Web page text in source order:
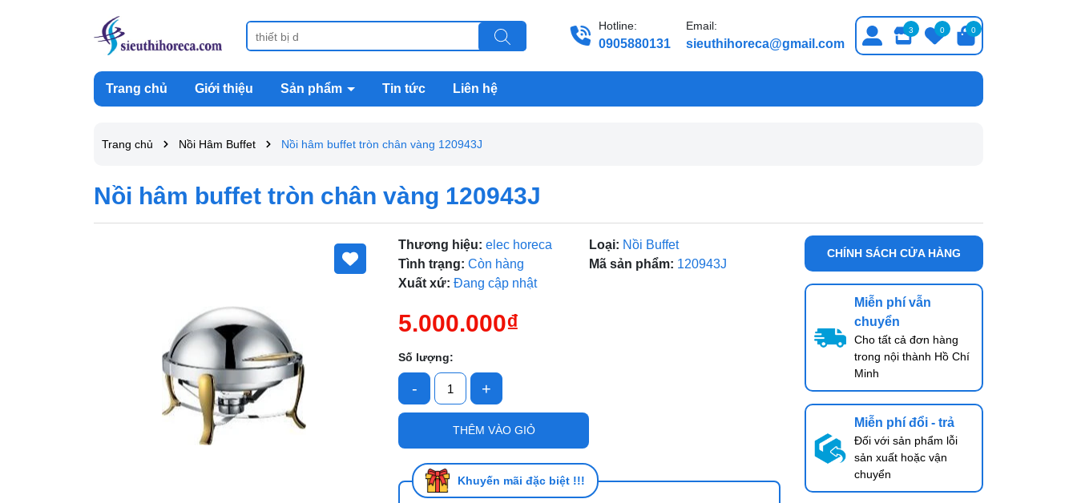
Hotline:
0905880131
Email:
sieuthihoreca@gmail.com
3 0 0
Trang chủ Giới thiệu Sản phẩm Tin tức Liên hệ
Trang chủ Nồi Hâm Buffet Nồi hâm buffet tròn chân vàng 120943J
Nồi hâm buffet tròn chân vàng 120943J
Thương hiệu: elec horeca Loại: Nồi Buffet
Tình trạng: Còn hàng Mã sản phẩm: 120943J
Xuất xứ: Đang cập nhật
5.000.000₫
Số lượng:
- +
THÊM VÀO GIỎ
Khuyến mãi đặc biệt !!!
Mã giảm giá:
Điều kiện:
CHÍNH SÁCH CỬA HÀNG
Miễn phí vẫn
chuyển
Cho tất cả đơn hàng
trong nội thành Hồ Chí
Minh
Miễn phí đổi - trả
Đối với sản phẩm lỗi
sản xuất hoặc vận
chuyển